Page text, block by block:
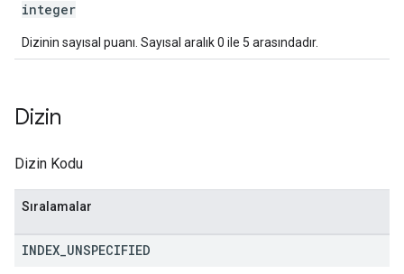
integer
Dizinin sayısal puanı. Sayısal aralık 0 ile 5 arasındadır.
Dizin
Dizin Kodu
Sıralamalar
INDEX UNSPECIFIED